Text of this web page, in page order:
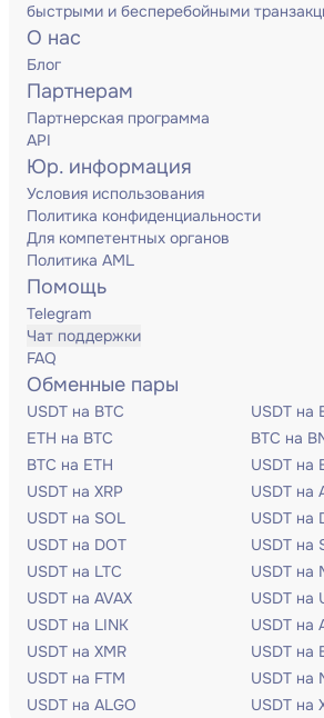
быстрыми и бесперебойными
О нас
Блог
Партнерам
Партнерская программа
API
Юр. информация
Условия использования
Политика конфиденциальности
Для компетентных органов
Политика AML
Помощь
Telegram
Чат поддержки
FAQ
Обменные пары
USDT на BTC
USDT на
ETH на BTC
BTC на
BTC на ETH
USDT на
USDT на XRP
USDT на
USDT на SOL
USDT на
USDT на DOT
USDT на
USDT на LTC
USDT на
USDT на AVAX
USDT на
USDT на LINK
USDT на
USDT на XMR
USDT на
USDT на FTM
USDT на
USDT на ALGO
USDT на